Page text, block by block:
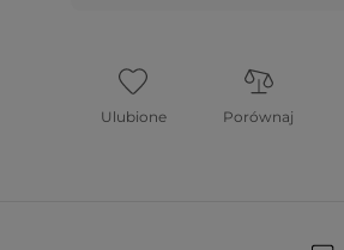
Ulubione Porównaj